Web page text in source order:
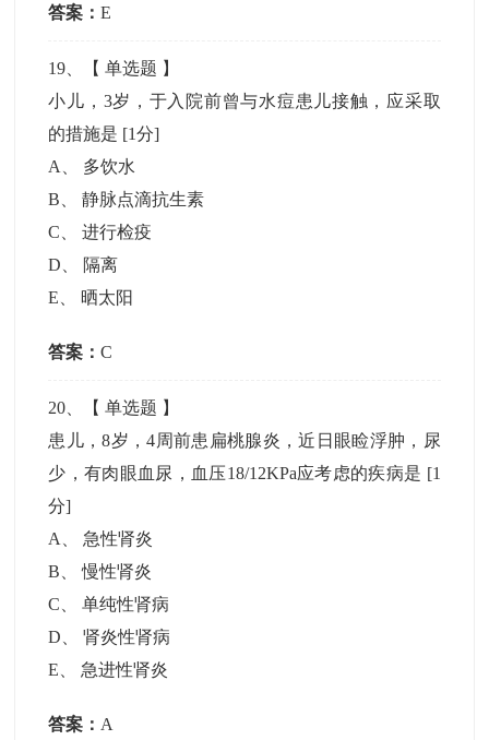
答案：E
19 、【单选题 】
小儿，3岁，于入院前曾与水痘患儿接触，应采取
的措施是 [1分]
A
多饮水
B 、静脉点滴抗生素
C 、进行检疫
D
隔离
E
晒太阳
答案：C
20 、【单选题 】
患儿，8岁，4周前患扁桃腺炎，近日眼睑浮肿，尿
少，有肉眼血尿，血压18/12KPa应考虑的疾病是 [1
分]
A
急性肾炎
B 、慢性肾炎
C 、单纯性肾病
D 、肾炎性肾病
E
急进性肾炎
答案： A